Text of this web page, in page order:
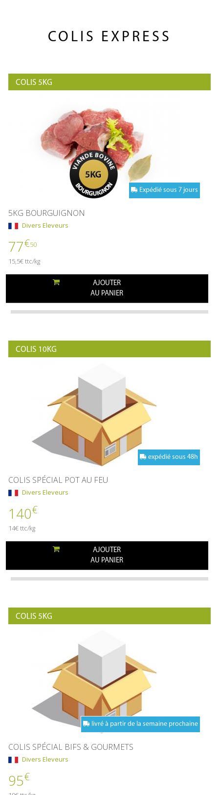
COLIS EXPRESS
COLIS 5KG
Expédié sous 7 jours
5KG BOURGUIGNON
Divers Eleveurs
77€50
15,5€ ttc/kg
AJOUTER
AU PANIER
COLIS 10KG
expédié sous 48h
COLIS SPÉCIAL POT AU FEU
Divers Eleveurs
140€
14€ ttc/kg
AJOUTER
AU PANIER
COLIS 5KG
livré à partir de la semaine prochaine
COLIS SPÉCIAL BIFS & GOURMETS
Divers Eleveurs
95€